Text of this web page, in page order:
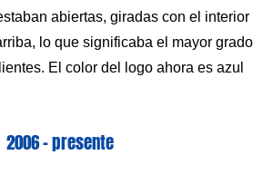
abiertas, giradas con el interior
lo que significaba el mayor grado
El color del logo ahora es azul
2006 – presente